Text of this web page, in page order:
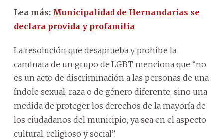
Lea más: Municipalidad de Hernandarias se
declara provida y profamilia
La resolución que desaprueba y prohíbe la
caminata de un grupo de LGBT menciona que “no
es un acto de discriminación a las personas de una
índole sexual, raza o de género diferente, sino una
medida de proteger los derechos de la mayoría de
los ciudadanos del municipio, ya sea en el aspecto
cultural, religioso y social”.